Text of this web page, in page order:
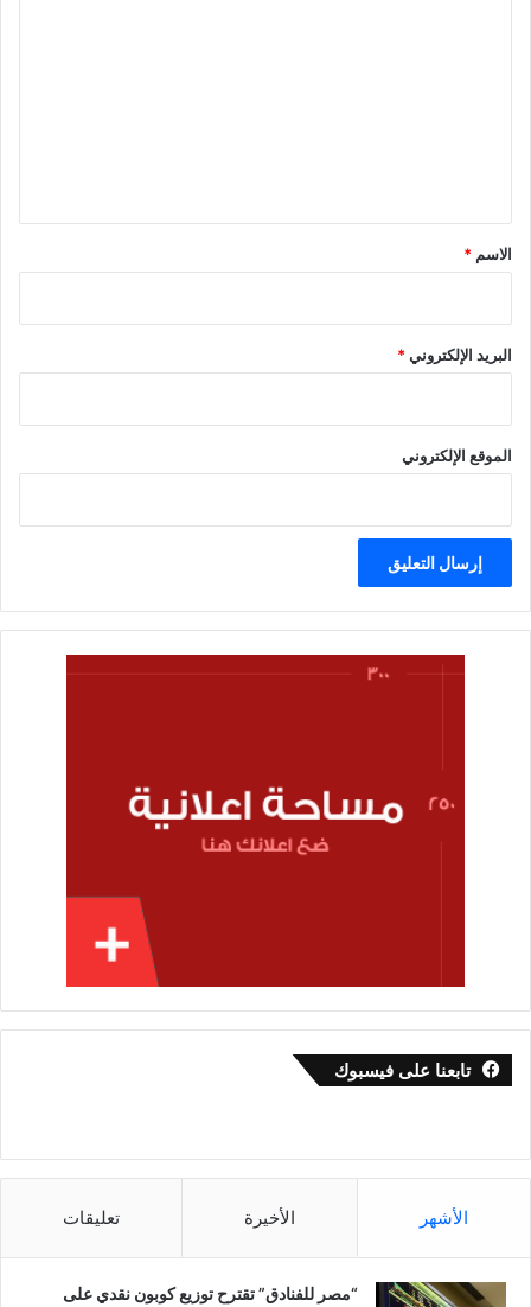
*
الاسم *
البريد الإلكتروني*
الموقع الإلكتروني
تابعنا على فيسبوك
الأشهر الأخيرة تعليقات
“مصر للفنادق” تقترح توزيع كوبون نقدي على